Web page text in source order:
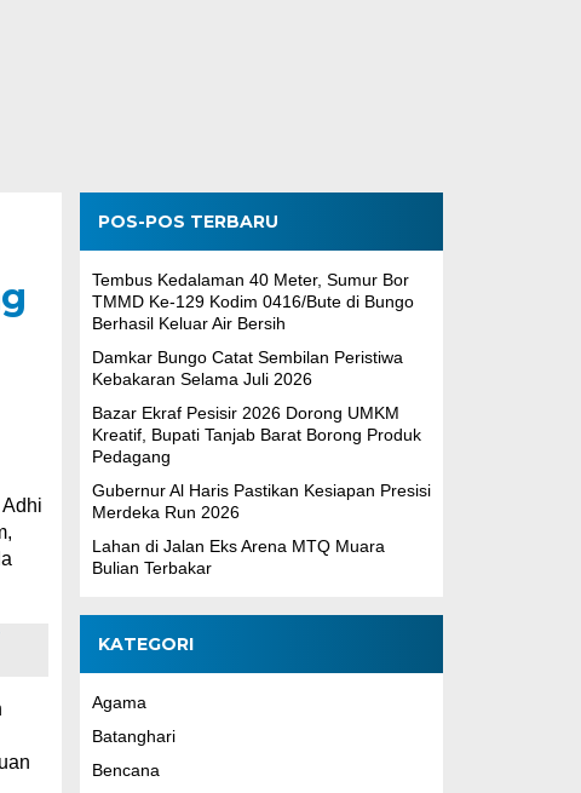
POS-POS TERBARU
Tembus Kedalaman 40 Meter, Sumur Bor
TMMD Ke-129 Kodim 0416/Bute di Bungo
Berhasil Keluar Air Bersih
Damkar Bungo Catat Sembilan Peristiwa
Kebakaran Selama Juli 2026
Bazar Ekraf Pesisir 2026 Dorong UMKM
Kreatif, Bupati Tanjab Barat Borong Produk
Pedagang
Gubernur Al Haris Pastikan Kesiapan Presisi
Merdeka Run 2026
Lahan di Jalan Eks Arena MTQ Muara
Bulian Terbakar
KATEGORI
Agama
Batanghari
Bencana